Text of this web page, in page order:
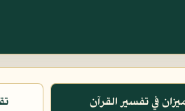
في تفسير القرآن